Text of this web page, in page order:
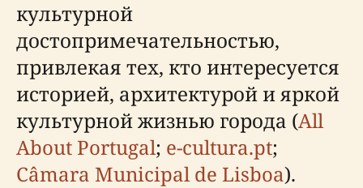
культурной
достопримечательностью,
привлекая тех, кто интересуется
историей, архитектурой и яркой
культурной жизнью города (All
About Portugal; e-cultura.pt;
Câmara Municipal de Lisboa).